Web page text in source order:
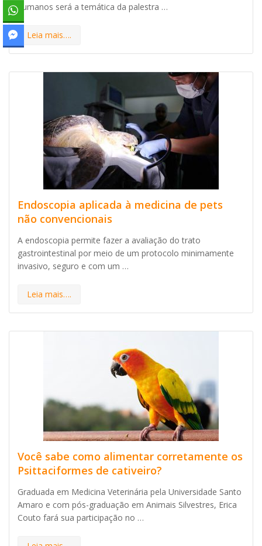
humanos será a temática da palestra …
Leia mais….
Endoscopia aplicada à medicina de pets
não convencionais
A endoscopia permite fazer a avaliação do trato
gastrointestinal por meio de um protocolo minimamente
invasivo, seguro e com um …
Leia mais….
Você sabe como alimentar corretamente os
Psittaciformes de cativeiro?
Graduada em Medicina Veterinária pela Universidade Santo
Amaro e com pós-graduação em Animais Silvestres, Erica
Couto fará sua participação no …